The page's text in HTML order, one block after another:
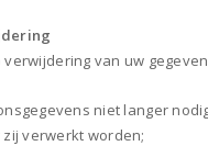
verwijdering van uw
niet langer
verwerkt worden;